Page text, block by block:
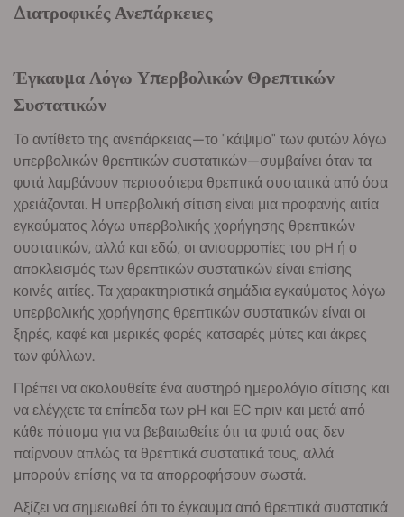
Διατροφικές Ανεπάρκειες
Έγκαυμα Λόγω Υπερβολικών Θρεπτικών
Συστατικών
Το αντίθετο της ανεπάρκειας—το "κάψιμο" των φυτών λόγω
υπερβολικών θρεπτικών συστατικών—συμβαίνει όταν τα
φυτά λαμβάνουν περισσότερα θρεπτικά συστατικά από όσα
χρειάζονται. Η υπερβολική σίτιση είναι μια προφανής αιτία
εγκαύματος λόγω υπερβολικής χορήγησης θρεπτικών
συστατικών, αλλά και εδώ, οι ανισορροπίες του pH ή ο
αποκλεισμός των θρεπτικών συστατικών είναι επίσης
κοινές αιτίες. Τα χαρακτηριστικά σημάδια εγκαύματος λόγω
υπερβολικής χορήγησης θρεπτικών συστατικών είναι οι
ξηρές, καφέ και μερικές φορές κατσαρές μύτες και άκρες
των φύλλων.
Πρέπει να ακολουθείτε ένα αυστηρό ημερολόγιο σίτισης και
να ελέγχετε τα επίπεδα των pH και EC πριν και μετά από
κάθε πότισμα για να βεβαιωθείτε ότι τα φυτά σας δεν
παίρνουν απλώς τα θρεπτικά συστατικά τους, αλλά
μπορούν επίσης να τα απορροφήσουν σωστά.
Αξίζει να σημειωθεί ότι το έγκαυμα από θρεπτικά συστατικά